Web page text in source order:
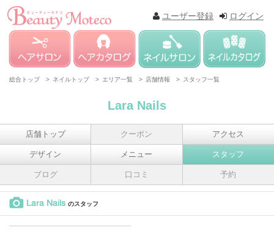
ログイン
ユーザー登録
総合トップ > ネイルトップ > エリア一覧 > 店舗情報 > スタッフ一覧
Lara Nails
店舗トップ クーポン アクセス
デザイン メニュー スタッフ
ブログ 口コミ 予約
Lara Nails のスタッフ